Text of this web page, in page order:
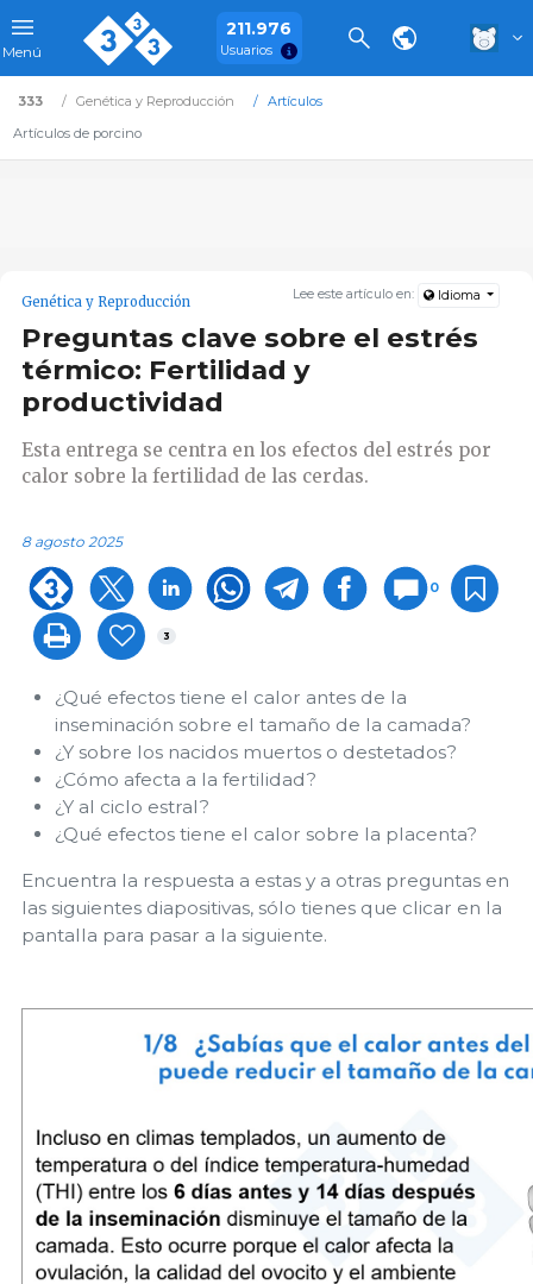
Menú
211.976
Usuarios
333 Genética y Reproducción
Artículos
Artículos de porcino
Lee este artículo en: Idioma
Genética y Reproducción
Preguntas clave sobre el estrés
térmico: Fertilidad y
productividad
Esta entrega se centra en los efectos del estrés por
calor sobre la fertilidad de las cerdas.
8 agosto 2025
0
3
¿Qué efectos tiene el calor antes de la
inseminación sobre el tamaño de la camada?
¿Y sobre los nacidos muertos o destetados?
¿Cómo afecta a la fertilidad?
¿Y al ciclo estral?
¿Qué efectos tiene el calor sobre la placenta?
Encuentra la respuesta a estas y a otras preguntas en
las siguientes diapositivas, sólo tienes que clicar en la
pantalla para pasar a la siguiente.